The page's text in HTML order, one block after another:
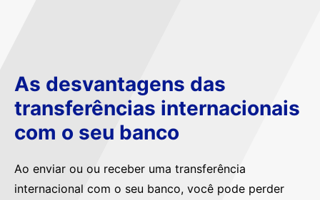
As desvantagens das
transferências internacionais
com o seu banco
Ao enviar ou ou receber uma transferência
internacional com o seu banco, você pode perder